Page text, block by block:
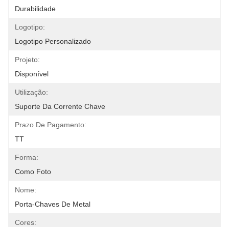
Durabilidade
Logotipo:
Logotipo Personalizado
Projeto:
Disponível
Utilização:
Suporte Da Corrente Chave
Prazo De Pagamento:
TT
Forma:
Como Foto
Nome:
Porta-Chaves De Metal
Cores: